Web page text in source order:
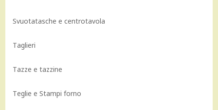
Svuotatasche e centrotavola
Taglieri
Tazze e tazzine
Teglie e Stampi forno